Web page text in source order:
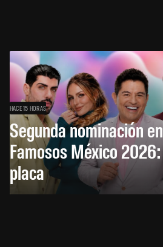
HACE 15 HORAS
Segunda nominación
Famosos México
placa